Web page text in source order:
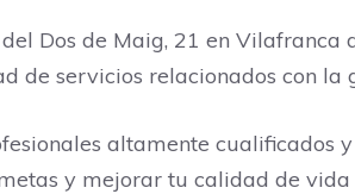
Dos de Maig, 21 en Vilafranca
de servicios relacionados con la
altamente
y mejorar tu calidad de